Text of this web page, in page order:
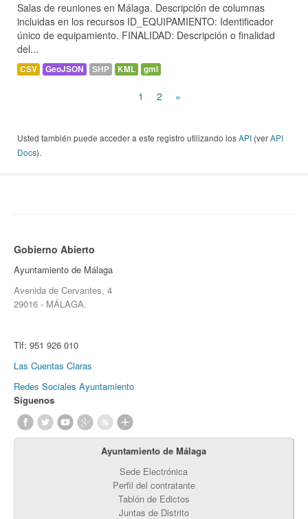
Salas de reuniones en Málaga. Descripción de columnas
incluidas en los recursos ID_EQUIPAMIENTO: Identificador
único de equipamiento. FINALIDAD: Descripción o finalidad
del...
CSV GeoJSON SHP KML gml
1 2 »
Usted también puede acceder a este registro utilizando losAPI (verAPI
Docs).
Gobierno Abierto
Ayuntamiento de Málaga
Avenida de Cervantes, 4
29016 - MÁLAGA.
Tlf: 951 926 010
Las Cuentas Claras
Redes Sociales Ayuntamiento
Síguenos
Ayuntamiento de Málaga
Sede Electrónica
Perfil del contratante
Tablón de Edictos
Juntas de Distrito